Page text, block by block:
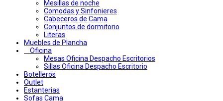
Mesillas de noche
Comodas y Sinfonieres
Cabeceros de Cama
Conjuntos de dormitorio
Literas
Muebles de Plancha
Oficina
Mesas Oficina Despacho Escritorios
Sillas Oficina Despacho Escritorio
Botelleros
Outlet
Estanterias
Sofas Cama